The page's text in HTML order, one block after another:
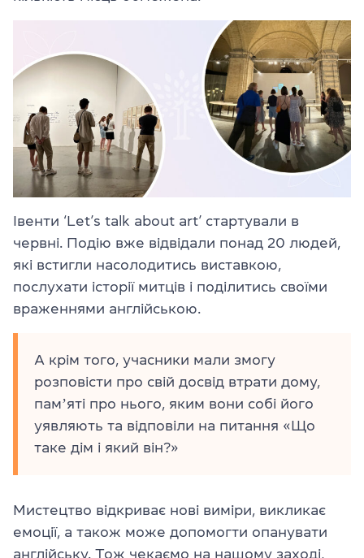
Івенти ‘Let’s talk about art’ стартували в
червні. Подію вже відвідали понад 20 людей,
які встигли насолодитись виставкою,
послухати історії митців і поділитись своїми
враженнями англійською.
А крім того, учасники мали змогу
розповісти про свій досвід втрати дому,
памʼяті про нього, яким вони собі його
уявляють та відповіли на питання «Що
таке дім і який він?»
Мистецтво відкриває нові виміри, викликає
емоції, а також може допомогти опанувати
англійську. Тож чекаємо на нашому заході,